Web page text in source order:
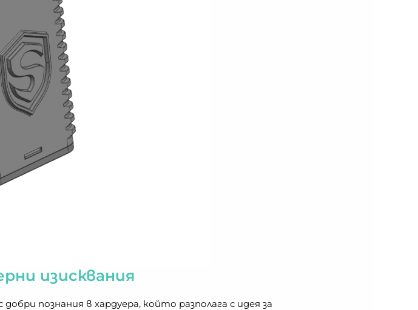
изисквания
познания в хардуера, който разполага с идея за